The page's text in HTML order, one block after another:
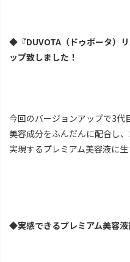
◆『DUVOTA（ドゥボータ）
ップ致しました！
今回のバージョンアップで3代
美容成分をふんだんに配合し
実現するプレミアム美容液に生
◆実感できるプレミアム美容液